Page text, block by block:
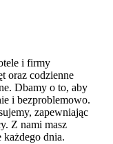
i firmy
oraz codzienne
Dbamy o to, aby
i bezproblemowo.
zapewniając
Z nami masz
każdego dnia.